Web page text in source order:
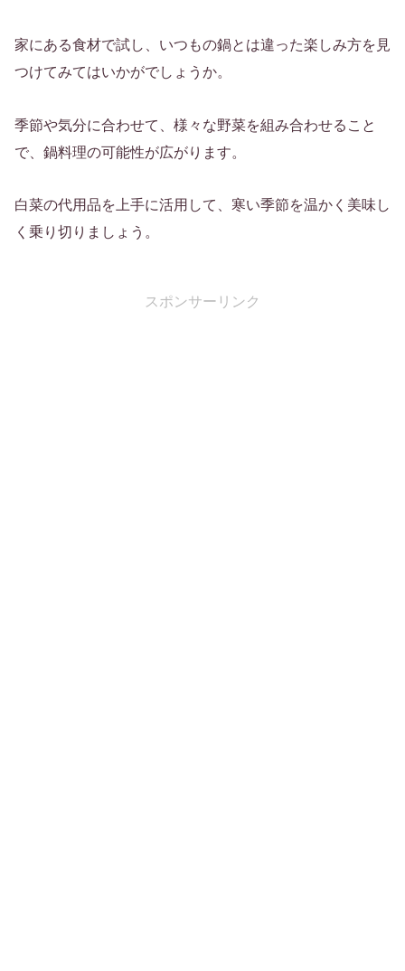
家にある食材で試し、いつもの鍋とは違った楽しみ方を見
つけてみてはいかがでしょうか。
季節や気分に合わせて、様々な野菜を組み合わせること
で、鍋料理の可能性が広がります。
白菜の代用品を上手に活用して、寒い季節を温かく美味し
く乗り切りましょう。
スポンサーリンク